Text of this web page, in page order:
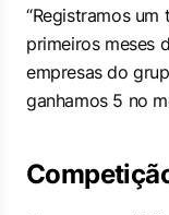
“Registramos
primeiros meses
empresas do
ganhamos 5 no